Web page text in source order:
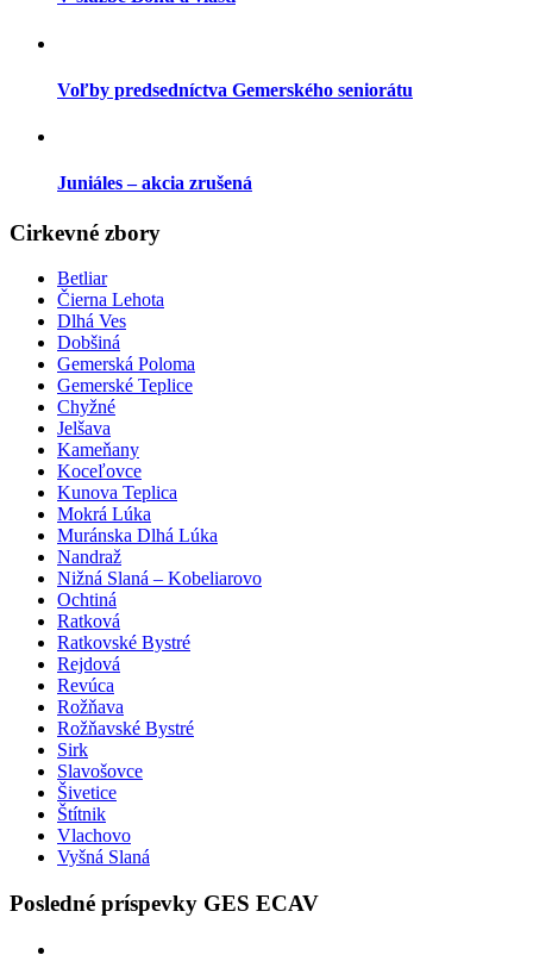
Voľby predsedníctva Gemerského seniorátu
Juniáles – akcia zrušená
Cirkevné zbory
Betliar
Čierna Lehota
Dlhá Ves
Dobšiná
Gemerská Poloma
Gemerské Teplice
Chyžné
Jelšava
Kameňany
Koceľovce
Kunova Teplica
Mokrá Lúka
Muránska Dlhá Lúka
Nandraž
Nižná Slaná – Kobeliarovo
Ochtiná
Ratková
Ratkovské Bystré
Rejdová
Revúca
Rožňava
Rožňavské Bystré
Sirk
Slavošovce
Šivetice
Štítnik
Vlachovo
Vyšná Slaná
Posledné príspevky GES ECAV